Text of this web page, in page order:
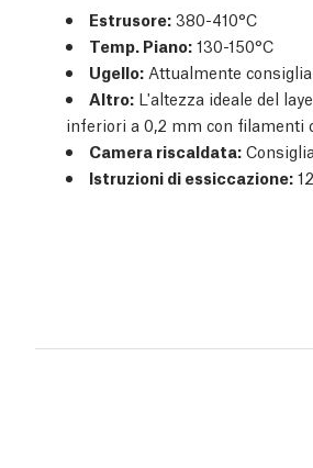
Estrusore: 380-410°C
Temp. Piano: 130-150°C
Ugello: Attualmente
Altro: L'altezza ideale del
inferiori a 0,2 mm con filamenti
Camera riscaldata:
Istruzioni di essiccazione: